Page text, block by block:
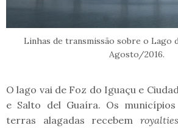
Linhas de transmissão sobre o Lago
Agosto/2016.
O lago vai de Foz do Iguaçu e
e Salto del Guaíra. Os
terras alagadas recebem royalties